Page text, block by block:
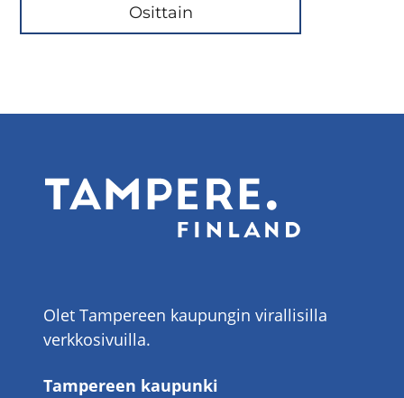
Osittain
Olet Tampereen kaupungin virallisilla
verkkosivuilla.
Tampereen kaupunki